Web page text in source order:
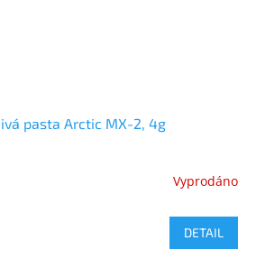
pasta Arctic MX-2, 4g
Vyprodáno
DETAIL